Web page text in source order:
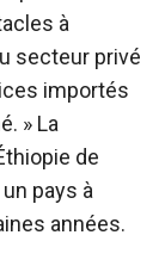
à
secteur privé
importés
» La
de
pays à
années.